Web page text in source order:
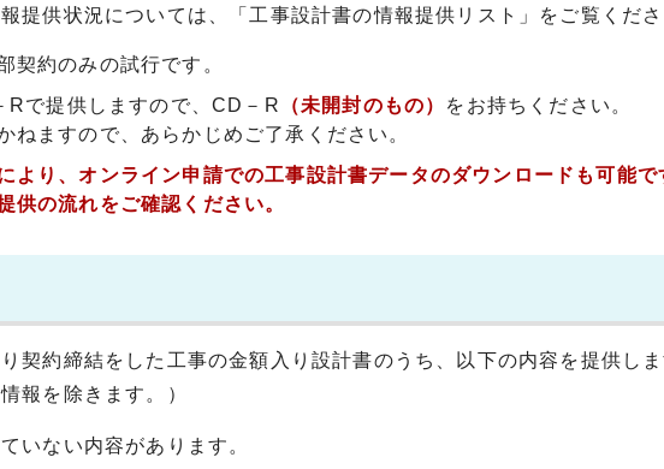
提供状況については、「工事設計書の情報提供リスト」をご覧くだ
約のみの試行です。
で提供しますので、CD－R
（未開封のもの） をお持ちください。
ねますので、あらかじめご了承ください。
より、オンライン申請での工事設計書データのダウンロードも可能で
供の流れをご確認ください。
契約締結をした工事の金額入り設計書のうち、以下の内容を提供し
報を除きます。）
いない内容があります。